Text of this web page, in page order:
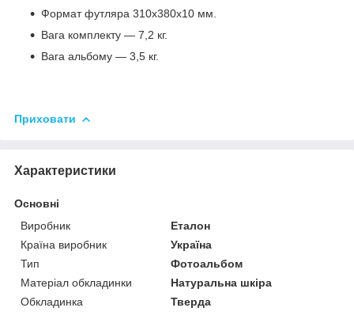
Формат футляра 310х380х10 мм.
Вага комплекту — 7,2 кг.
Вага альбому — 3,5 кг.
Приховати
Характеристики
Основні
Виробник
Еталон
Країна виробник
Україна
Тип
Фотоальбом
Матеріал обкладинки
Натуральна шкіра
Обкладинка
Тверда